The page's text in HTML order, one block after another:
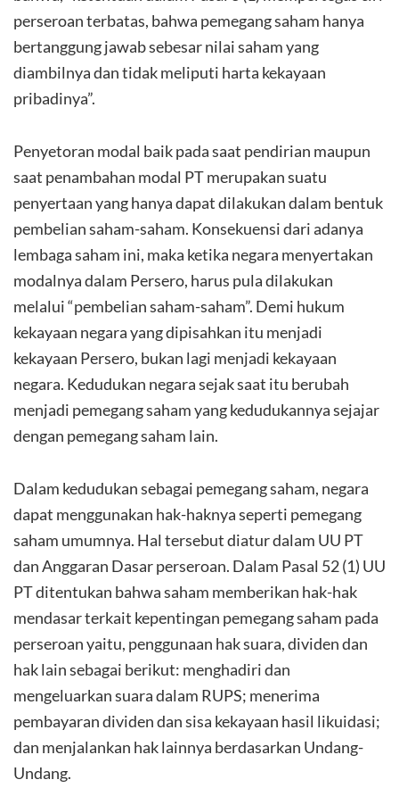
perseroan terbatas, bahwa pemegang saham hanya
bertanggung jawab sebesar nilai saham yang
diambilnya dan tidak meliputi harta kekayaan
pribadinya”.
Penyetoran modal baik pada saat pendirian maupun
saat penambahan modal PT merupakan suatu
penyertaan yang hanya dapat dilakukan dalam bentuk
pembelian saham-saham. Konsekuensi dari adanya
lembaga saham ini, maka ketika negara menyertakan
modalnya dalam Persero, harus pula dilakukan
melalui “pembelian saham-saham”. Demi hukum
kekayaan negara yang dipisahkan itu menjadi
kekayaan Persero, bukan lagi menjadi kekayaan
negara. Kedudukan negara sejak saat itu berubah
menjadi pemegang saham yang kedudukannya sejajar
dengan pemegang saham lain.
Dalam kedudukan sebagai pemegang saham, negara
dapat menggunakan hak-haknya seperti pemegang
saham umumnya. Hal tersebut diatur dalam UU PT
dan Anggaran Dasar perseroan. Dalam Pasal 52 (1) UU
PT ditentukan bahwa saham memberikan hak-hak
mendasar terkait kepentingan pemegang saham pada
perseroan yaitu, penggunaan hak suara, dividen dan
hak lain sebagai berikut: menghadiri dan
mengeluarkan suara dalam RUPS; menerima
pembayaran dividen dan sisa kekayaan hasil likuidasi;
dan menjalankan hak lainnya berdasarkan Undang-
Undang.